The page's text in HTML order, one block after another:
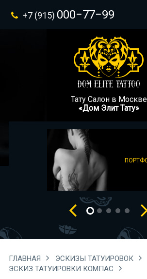
+7 (915) 000−77−99
Тату Салон в Москве
«Дом Элит Тату»
ГЛАВНАЯ ЭСКИЗЫ ТАТУИРОВОК
ЭСКИЗ ТАТУИРОВКИ КОМПАС